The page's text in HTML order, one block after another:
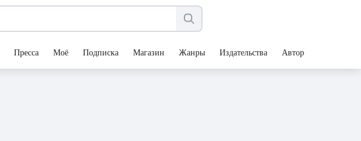
Пресса Моё Подписка Магазин Жанры Издательства Авторы